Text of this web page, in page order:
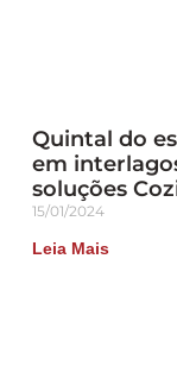
Quintal do
em
soluções
15/01/2024
Leia Mais